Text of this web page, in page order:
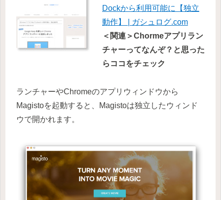
Dockから利用可能に【独立
動作】 | ガシュログ.com
＜関連＞Chormeアプリラン
チャーってなんぞ？と思った
らココをチェック
ランチャーやChromeのアプリウィンドウから
Magistoを起動すると、Magistoは独立したウィンド
ウで開かれます。